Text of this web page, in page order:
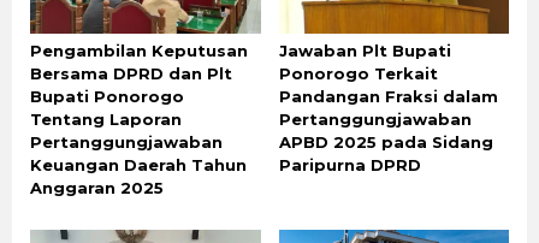
Pengambilan Keputusan
Bersama DPRD dan Plt
Bupati Ponorogo
Tentang Laporan
Pertanggungjawaban
Keuangan Daerah Tahun
Anggaran 2025
Jawaban Plt Bupati
Ponorogo Terkait
Pandangan Fraksi dalam
Pertanggungjawaban
APBD 2025 pada Sidang
Paripurna DPRD